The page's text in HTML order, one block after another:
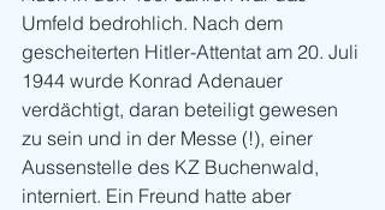
Umfeld bedrohlich. Nach dem
gescheiterten Hitler-Attentat am 20. Juli
1944 wurde Konrad Adenauer
verdächtigt, daran beteiligt gewesen
zu sein und in der Messe (!), einer
Aussenstelle des KZ Buchenwald,
interniert. Ein Freund hatte aber